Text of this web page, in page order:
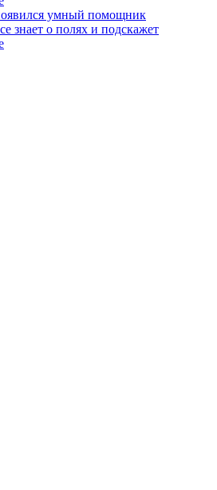
умный помощник
знает о полях и подскажет